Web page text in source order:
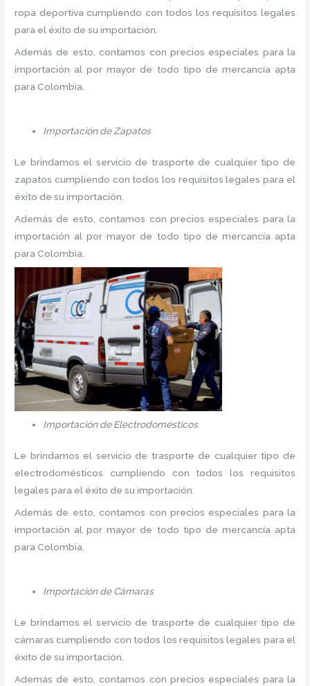
ropa deportiva cumpliendo con todos los requisitos legales
para el éxito de su importación.
Además de esto, contamos con precios especiales para la
importación al por mayor de todo tipo de mercancía apta
para Colombia.
Importación de Zapatos
Le brindamos el servicio de trasporte de cualquier tipo de
zapatos cumpliendo con todos los requisitos legales para el
éxito de su importación.
Además de esto, contamos con precios especiales para la
importación al por mayor de todo tipo de mercancía apta
para Colombia.
Importación de Electrodomésticos
Le brindamos el servicio de trasporte de cualquier tipo de
electrodomésticos cumpliendo con todos los requisitos
legales para el éxito de su importación.
Además de esto, contamos con precios especiales para la
importación al por mayor de todo tipo de mercancía apta
para Colombia.
Importación de Cámaras
Le brindamos el servicio de trasporte de cualquier tipo de
cámaras cumpliendo con todos los requisitos legales para el
éxito de su importación.
Además de esto, contamos con precios especiales para la